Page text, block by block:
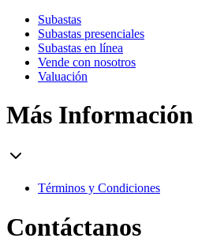
Subastas
Subastas presenciales
Subastas en línea
Vende con nosotros
Valuación
Más Información
Términos y Condiciones
Contáctanos